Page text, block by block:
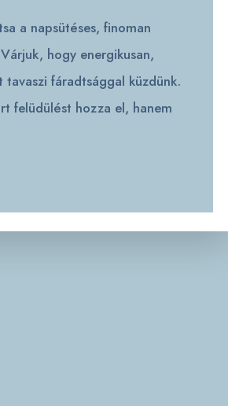
a napsütéses, finoman
hogy energikusan,
fáradtsággal küzdünk.
felüdülést hozza el, hanem